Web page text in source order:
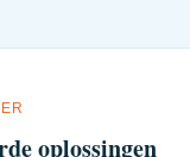
oplossingen